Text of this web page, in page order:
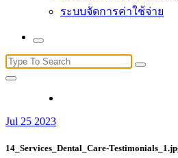
ระบบจัดการค่าใช้จ่าย
Search
for:
Jul 25 2023
14_Services_Dental_Care-